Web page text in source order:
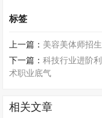
标签
上一篇： 美容美体师招
下一篇：科技行业进阶
术职业底气
相关文章